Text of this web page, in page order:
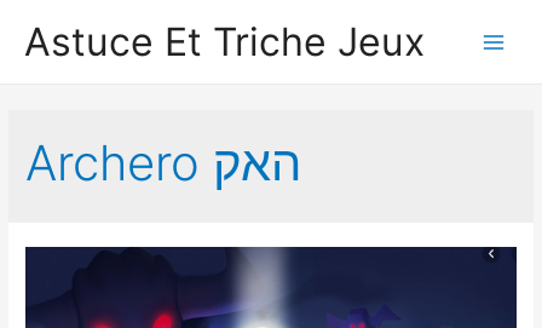
Astuce Et Triche Jeux
Archero האק